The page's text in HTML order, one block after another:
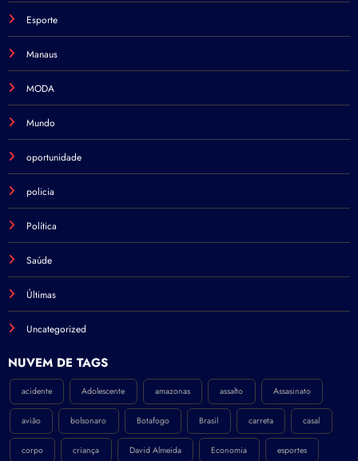
Esporte
Manaus
MODA
Mundo
oportunidade
policia
Política
Saúde
Últimas
Uncategorized
NÚVEM DE TAGS
acidente Adolescente amazonas assalto Assasinato
avião bolsonaro Botafogo Brasil carreta casal
corpo criança David Almeida Economia esportes